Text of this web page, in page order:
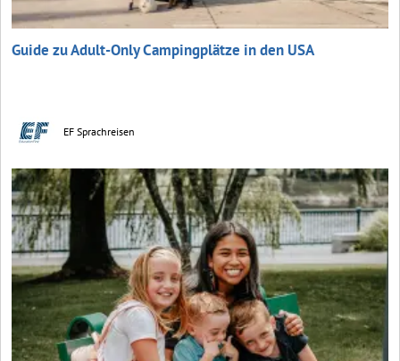
Guide zu Adult-Only Campingplätze in den USA
EF Sprachreisen